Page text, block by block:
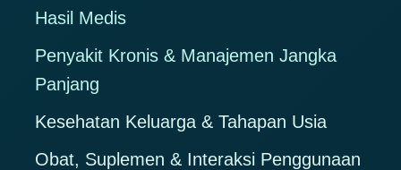
Hasil Medis
Penyakit Kronis & Manajemen Jangka
Panjang
Kesehatan Keluarga & Tahapan Usia
Obat, Suplemen & Interaksi Penggunaan